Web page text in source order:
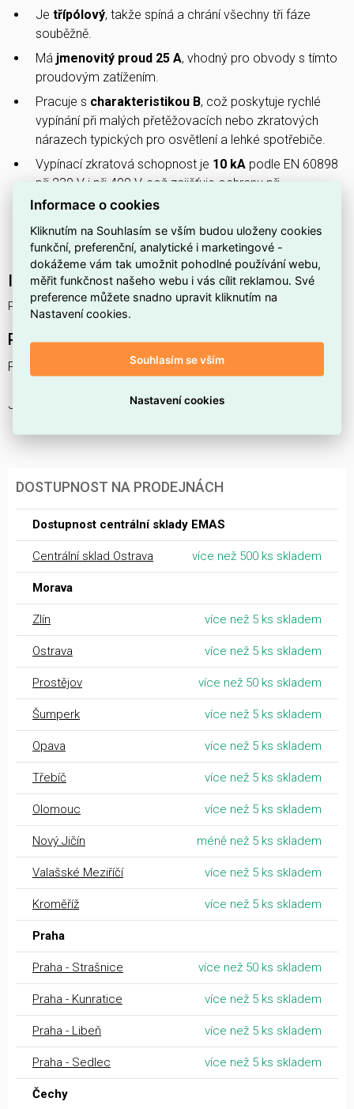
Je třípólový, takže spíná a chrání všechny tři fáze
souběžně.
Má jmenovitý proud 25 A, vhodný pro obvody s tímto
proudovým zatížením.
Pracuje s charakteristikou B, což poskytuje rychlé
vypínání při malých přetěžovacích nebo zkratových
nárazech typických pro osvětlení a lehké spotřebiče.
Vypínací zkratová schopnost je 10 kA podle EN 60898
při 230 V i při 400 V, což zajišťuje ochranu při
krátkodobých zkratových proudech.
Zabírá3 modulyna DIN liště, což usnadňuje montáž a
úsporu místa v rozvaděči.
Interní název produktu
PL7-B25/3 Jistič,ch.B,3p.10kA,25A
Podrobný popis produktu
PL7-B25/3
Jistič vedení, 25 A, 3p, charakteristiky: B
DOSTUPNOST NA PRODEJNÁCH
Dostupnost centrální sklady EMAS
Centrální sklad Ostrava více než 500 ks skladem
Morava
Zlín více než 5 ks skladem
Ostrava více než 5 ks skladem
Prostějov více než 50 ks skladem
Šumperk více než 5 ks skladem
Opava více než 5 ks skladem
Třebíč více než 5 ks skladem
Olomouc více než 5 ks skladem
Nový Jičín méně než 5 ks skladem
Valašské Meziříčí více než 5 ks skladem
Kroměříž více než 5 ks skladem
Praha
Praha - Strašnice více než 50 ks skladem
Praha - Kunratice více než 5 ks skladem
Praha - Libeň více než 5 ks skladem
Praha - Sedlec více než 5 ks skladem
Čechy
Informace o cookies
Kliknutím na Souhlasím se vším budou uloženy cookies
funkční, preferenční, analytické i marketingové -
dokážeme vám tak umožnit pohodlné používání webu,
měřit funkčnost našeho webu i vás cílit reklamou. Své
preference můžete snadno upravit kliknutím na
Nastavení cookies.
Souhlasím se vším
Nastavení cookies